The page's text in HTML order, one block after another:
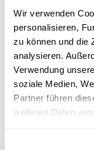
Wir verwenden
personalisieren,
zu können und die
analysieren.
Verwendung
soziale Medien,
Partner führen
weiteren Daten
größeren
Stückzahlen?
Artikelnummer:
Kategorie:
Schlagwort:
Marke: Gastro